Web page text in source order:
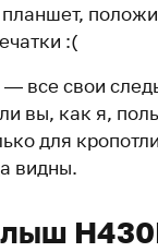
:(
все свои
вы, как я,
для
видны.